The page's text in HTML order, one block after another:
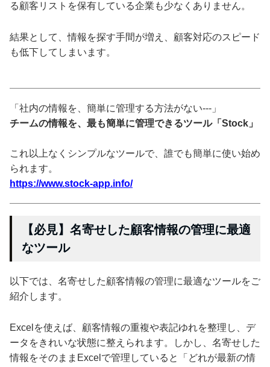
る顧客リストを保有している企業も少なくありません。
結果として、情報を探す手間が増え、顧客対応のスピード
も低下してしまいます。
「社内の情報を、簡単に管理する方法がない---」
チームの情報を、最も簡単に管理できるツール「Stock」
これ以上なくシンプルなツールで、誰でも簡単に使い始め
られます。
https://www.stock-app.info/
【必見】名寄せした顧客情報の管理に最適
なツール
以下では、名寄せした顧客情報の管理に最適なツールをご
紹介します。
Excelを使えば、顧客情報の重複や表記ゆれを整理し、デ
ータをきれいな状態に整えられます。しかし、名寄せした
情報をそのままExcelで管理していると「どれが最新の情